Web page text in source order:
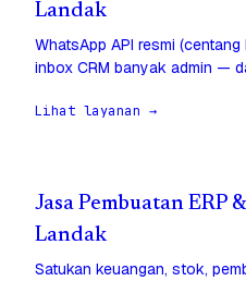
Landak
WhatsApp API resmi
inbox CRM banyak admin —
Lihat layanan →
Jasa Pembuatan ERP
Landak
Satukan keuangan, stok,